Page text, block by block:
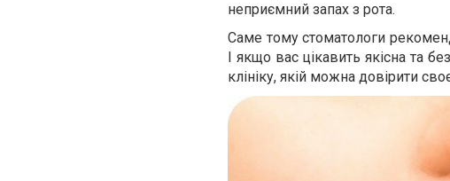
неприємний запах з рота.
Саме тому стоматологи
І якщо вас цікавить якісна та
клініку, якій можна довірити